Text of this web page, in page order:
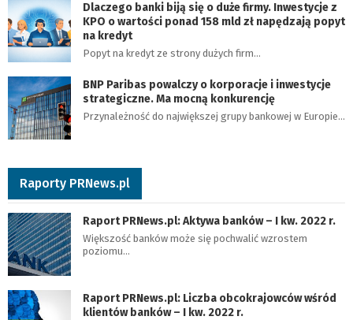
Dlaczego banki biją się o duże firmy. Inwestycje z
KPO o wartości ponad 158 mld zł napędzają popyt
na kredyt
Popyt na kredyt ze strony dużych firm…
BNP Paribas powalczy o korporacje i inwestycje
strategiczne. Ma mocną konkurencję
Przynależność do największej grupy bankowej w Europie…
Raporty PRNews.pl
Raport PRNews.pl: Aktywa banków – I kw. 2022 r.
Większość banków może się pochwalić wzrostem
poziomu…
Raport PRNews.pl: Liczba obcokrajowców wśród
klientów banków – I kw. 2022 r.